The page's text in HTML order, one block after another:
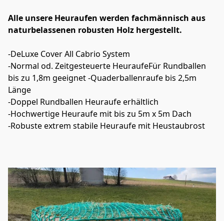
Alle unsere Heuraufen werden fachmännisch aus
naturbelassenen robusten Holz hergestellt.
-DeLuxe Cover All Cabrio System
-Normal od. Zeitgesteuerte HeuraufeFür Rundballen
bis zu 1,8m geeignet -Quaderballenraufe bis 2,5m
Länge
-Doppel Rundballen Heuraufe erhältlich
-Hochwertige Heuraufe mit bis zu 5m x 5m Dach
-Robuste extrem stabile Heuraufe mit Heustaubrost